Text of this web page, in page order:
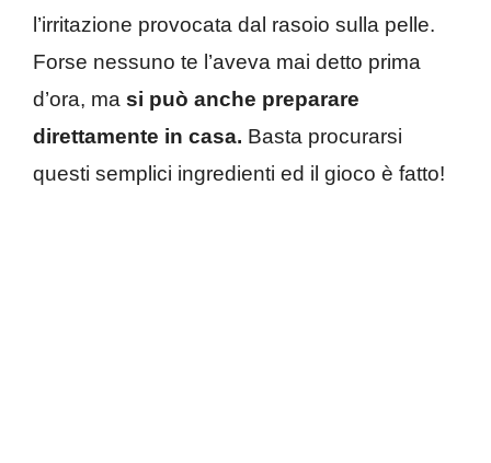
l’irritazione provocata dal rasoio sulla pelle.
Forse nessuno te l’aveva mai detto prima
d’ora, ma si può anche preparare
direttamente in casa. Basta procurarsi
questi semplici ingredienti ed il gioco è fatto!